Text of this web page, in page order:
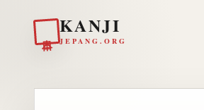
KANJI
JEPANG.ORG